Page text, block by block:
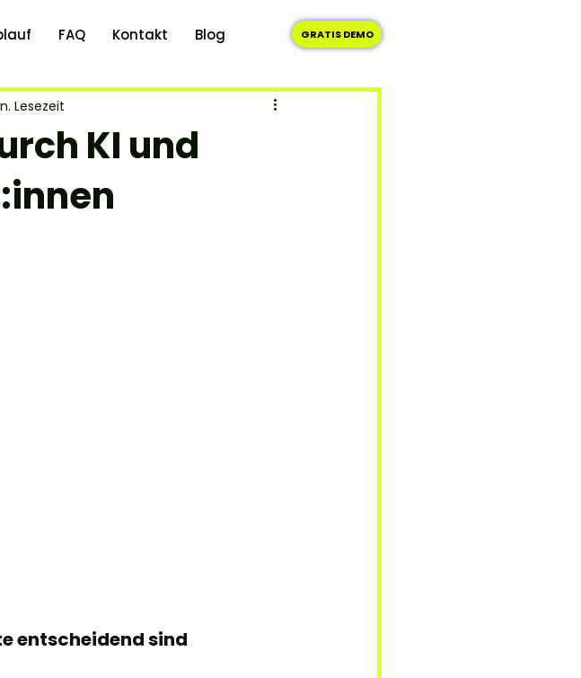
FAQ Kontakt Blog GRATIS DEMO
KI und
Lesezeit
entscheidend sind